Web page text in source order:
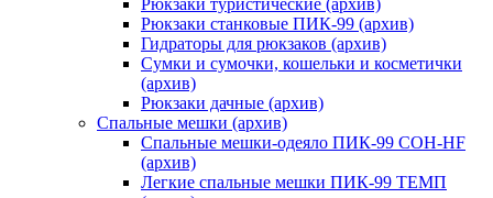
Рюкзаки туристические (архив)
Рюкзаки станковые ПИК-99 (архив)
Гидраторы для рюкзаков (архив)
Сумки и сумочки, кошельки и косметички
(архив)
Рюкзаки дачные (архив)
Спальные мешки (архив)
Спальные мешки-одеяло ПИК-99 СОН-HF
(архив)
Легкие спальные мешки ПИК-99 ТЕМП